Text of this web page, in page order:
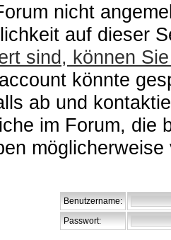
nicht
auf dieser
sind, können
könnte
ab und
im Forum, die
Benutzername:
Passwort: